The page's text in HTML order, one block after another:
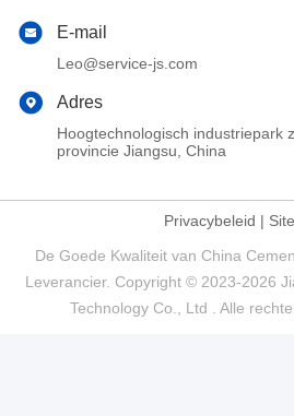
E-mail
Leo@service-js.com
Adres
Hoogtechnologisch industriepark
provincie Jiangsu, China
Privacybeleid |
De Goede Kwaliteit van China
Leverancier. Copyright © 2023-2026
Technology Co., Ltd . Alle